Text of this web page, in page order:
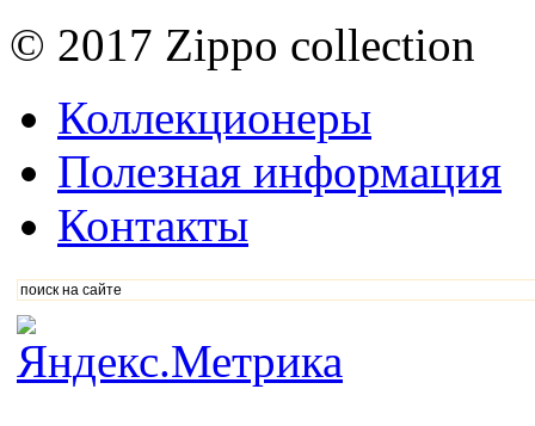
© 2017 Zippo collection
Коллекционеры
Полезная информация
Контакты